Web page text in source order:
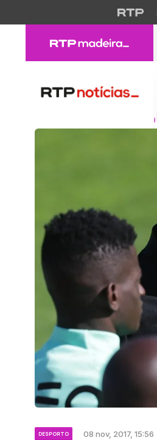
DESPORTO 08 nov, 2017, 15:56